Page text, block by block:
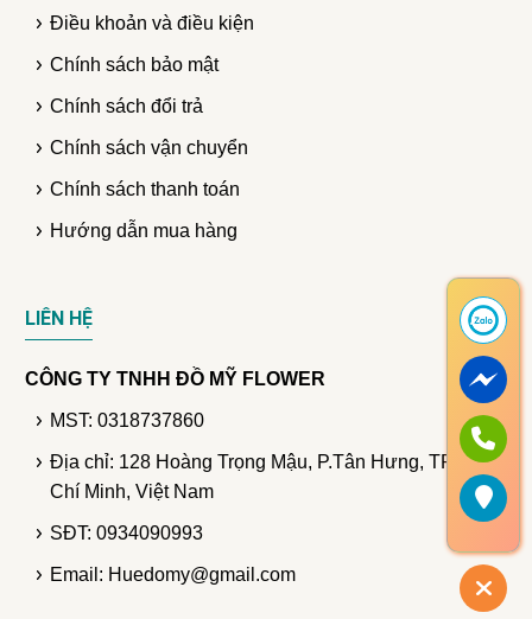
Điều khoản và điều kiện
Chính sách bảo mật
Chính sách đổi trả
Chính sách vận chuyển
Chính sách thanh toán
Hướng dẫn mua hàng
LIÊN HỆ
CÔNG TY TNHH ĐỒ MỸ FLOWER
MST: 0318737860
Địa chỉ: 128 Hoàng Trọng Mậu, P.Tân Hưng, TP. Hồ
Chí Minh, Việt Nam
SĐT: 0934090993
Email: Huedomy@gmail.com